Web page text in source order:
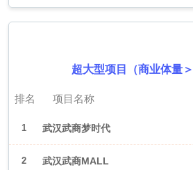
超大型项目（商业体量＞
排名 项目名称
1 武汉武商梦时代
2 武汉武商MALL